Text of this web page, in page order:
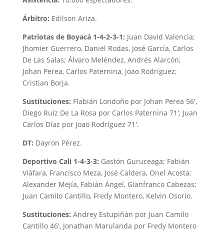
Árbitro: Edilson Ariza.
Patriotas de Boyacá 1-4-2-3-1: Juan David Valencia;
Jhomier Guerrero, Daniel Rodas, José García, Carlos
De Las Salas; Álvaro Meléndez, Andrés Alarcón;
Johan Perea, Carlos Paternina, Joao Rodríguez;
Cristian Borja.
Sustituciones: Flabián Londoño por Johan Perea 56′,
Diego Ruíz De La Rosa por Carlos Paternina 71′, Juan
Carlos Díaz por Joao Rodríguez 71′.
DT: Dayron Pérez.
Deportivo Cali 1-4-3-3: Gastón Guruceaga; Fabián
Viáfara, Francisco Meza, José Caldera, Onel Acosta;
Alexander Mejía, Fabián Ángel, Gianfranco Cabezas;
Juan Camilo Cantillo, Fredy Montero, Kelvin Osorio.
Sustituciones: Andrey Estupiñán por Juan Camilo
Cantillo 46′, Jonathan Marulanda por Fredy Montero